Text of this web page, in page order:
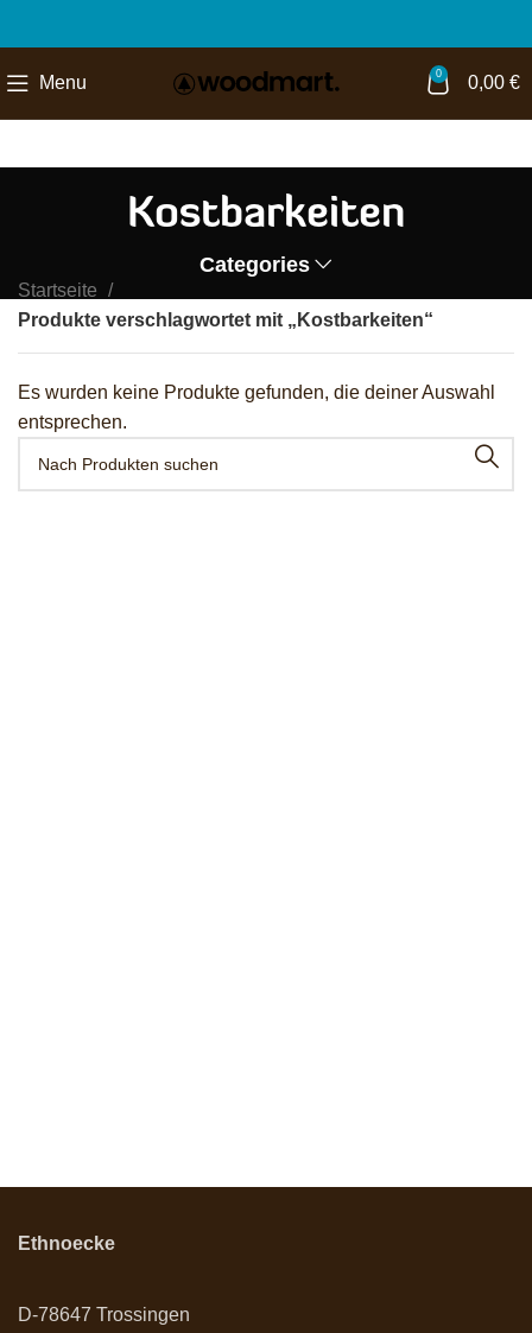
Menu 0 0,00 €
Kostbarkeiten
Categories
Startseite
Produkte verschlagwortet mit „Kostbarkeiten“
Es wurden keine Produkte gefunden, die deiner Auswahl
entsprechen.
Ethnoecke
D-78647 Trossingen